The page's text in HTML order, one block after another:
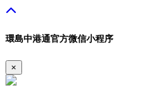
環島中港通官方微信小程序
×